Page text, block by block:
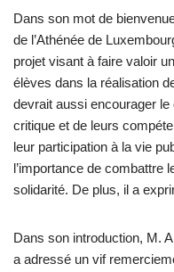
Dans son mot de
de l’Athénée de
projet visant à faire valoir
élèves dans la réalisation
devrait aussi encourager
critique et de leurs
leur participation à la vie
l’importance de combattre
solidarité. De plus, il a
Dans son introduction, M.
a adressé un vif